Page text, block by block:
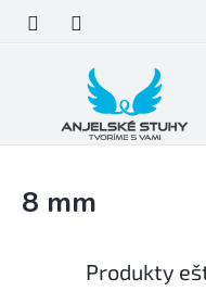
obsah
8 mm
Produkty